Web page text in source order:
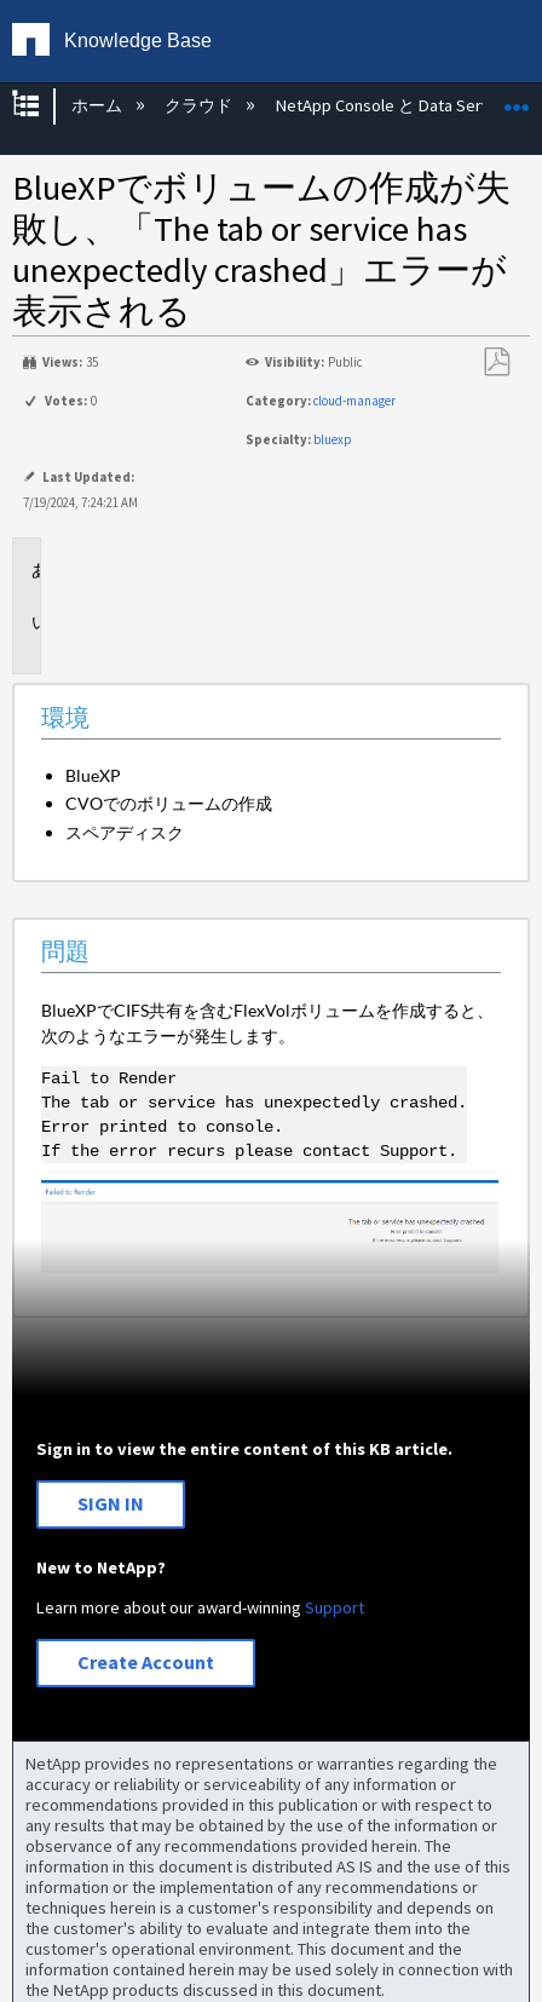
Knowledge Base
グローバル階層を展開/折りたたむ
ホーム クラウド NetApp Console と Data Services
BlueXPでボリュームの作成が失
敗し、「The tab or service has
unexpectedly crashed」エラーが
表示される
Views: 35 Visibility: Public
Votes: 0 Category:cloud-manager
Specialty: bluexp
Last Updated:
7/19/2024, 7:24:21 AM
環境
BlueXP
CVOでのボリュームの作成
スペアディスク
問題
BlueXPでCIFS共有を含むFlexVolボリュームを作成すると、
次のようなエラーが発生します。
Fail to Render
The tab or service has unexpectedly crashed.
Error printed to console.
If the error recurs please contact Support.
Sign in to view the entire content of this KB article.
SIGN IN
New to NetApp?
Learn more about our award-winningSupport
Create Account
NetApp provides no representations or warranties regarding the
accuracy or reliability or serviceability of any information or
recommendations provided in this publication or with respect to
any results that may be obtained by the use of the information or
observance of any recommendations provided herein. The
information in this document is distributed AS IS and the use of this
information or the implementation of any recommendations or
techniques herein is a customer's responsibility and depends on
the customer's ability to evaluate and integrate them into the
customer's operational environment. This document and the
information contained herein may be used solely in connection with
the NetApp products discussed in this document.